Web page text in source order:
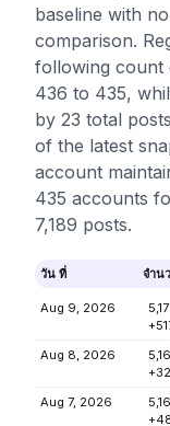
baseline with
comparison.
following count
436 to 435,
by 23 total
of the latest
account
435 accounts
7,189 posts.
วัน ที่ จำน
Aug 9, 2026
Aug 8, 2026
Aug 7, 2026